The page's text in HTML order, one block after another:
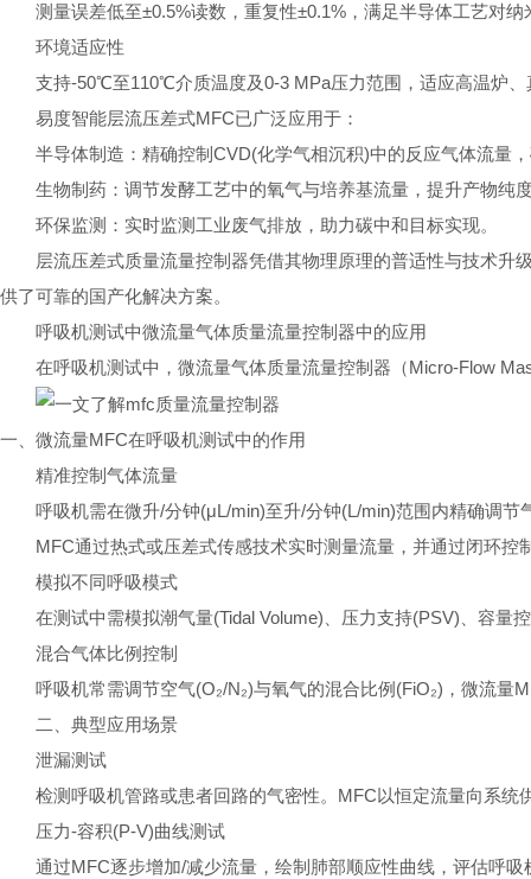
测量误差低至±0.5%读数，重复性±0.1%，满足半导体工艺对
环境适应性
支持-50℃至110℃介质温度及0-3 MPa压力范围，适应高温炉、
易度智能层流压差式MFC已广泛应用于：
半导体制造：精确控制CVD(化学气相沉积)中的反应气体流量
生物制药：调节发酵工艺中的氧气与培养基流量，提升产物纯
环保监测：实时监测工业废气排放，助力碳中和目标实现。
层流压差式质量流量控制器凭借其物理原理的普适性与技术
供了可靠的国产化解决方案。
呼吸机测试中微流量气体质量流量控制器中的应用
在呼吸机测试中，微流量气体质量流量控制器（Micro-Flow
一、微流量MFC在呼吸机测试中的作用
精准控制气体流量
呼吸机需在微升/分钟(μL/min)至升/分钟(L/min)范围内精确调
MFC通过热式或压差式传感技术实时测量流量，并通过闭环
模拟不同呼吸模式
在测试中需模拟潮气量(Tidal Volume)、压力支持(PSV)、容
混合气体比例控制
呼吸机常需调节空气(O₂/N₂)与氧气的混合比例(FiO₂)，微流
二、典型应用场景
泄漏测试
检测呼吸机管路或患者回路的气密性。MFC以恒定流量向系
压力-容积(P-V)曲线测试
通过MFC逐步增加/减少流量，绘制肺部顺应性曲线，评估呼